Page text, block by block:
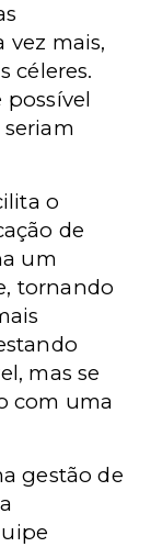
vez mais,
céleres.
possível
o
de
um
tornando
mas se
com uma
gestão de